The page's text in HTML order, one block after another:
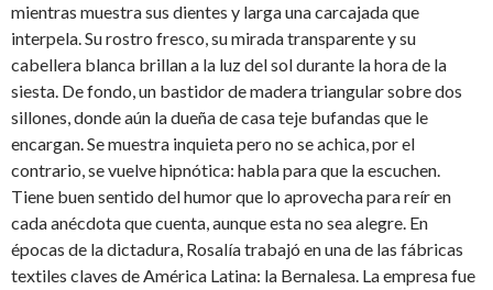
mientras muestra sus dientes y larga una carcajada que
interpela. Su rostro fresco, su mirada transparente y su
cabellera blanca brillan a la luz del sol durante la hora de la
siesta. De fondo, un bastidor de madera triangular sobre dos
sillones, donde aún la dueña de casa teje bufandas que le
encargan. Se muestra inquieta pero no se achica, por el
contrario, se vuelve hipnótica: habla para que la escuchen.
Tiene buen sentido del humor que lo aprovecha para reír en
cada anécdota que cuenta, aunque esta no sea alegre. En
épocas de la dictadura, Rosalía trabajó en una de las fábricas
textiles claves de América Latina: la Bernalesa. La empresa fue